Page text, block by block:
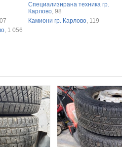
, 1 056
Специализирана техника гр.
Карлово , 98
Камиони гр. Карлово , 119